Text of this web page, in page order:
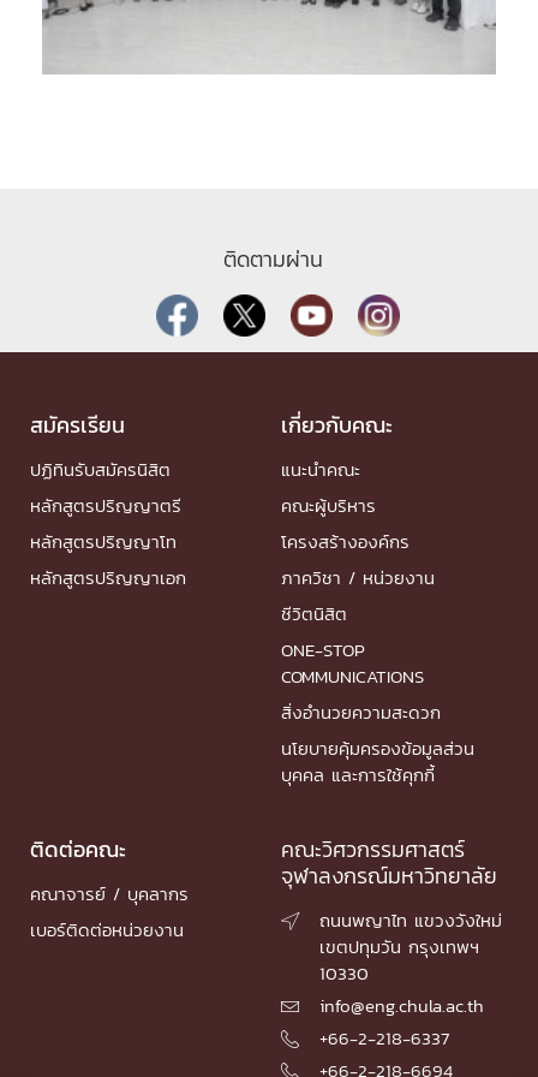
ติดตามผ่าน
สมัครเรียน
ปฏิทินรับสมัครนิสิต
หลักสูตรปริญญาตรี
หลักสูตรปริญญาโท
หลักสูตรปริญญาเอก
เกี่ยวกับคณะ
แนะนำคณะ
คณะผู้บริหาร
โครงสร้างองค์กร
ภาควิชา / หน่วยงาน
ชีวิตนิสิต
ONE-STOP
COMMUNICATIONS
สิ่งอำนวยความสะดวก
นโยบายคุ้มครองข้อมูลส่วน
บุคคล และการใช้คุกกี้
ติดต่อคณะ
คณาจารย์ / บุคลากร
เบอร์ติดต่อหน่วยงาน
คณะวิศวกรรมศาสตร์
จุฬาลงกรณ์มหาวิทยาลัย

ถนนพญาไท แขวงวังใหม่
เขตปทุมวัน กรุงเทพฯ
10330
 info@eng.chula.ac.th
 +66-2-218-6337
 +66-2-218-6694